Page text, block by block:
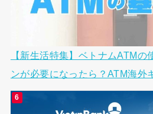
【新生活特集】ベトナムATMの
ンが必要になったら？ATM海外